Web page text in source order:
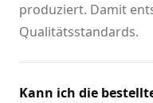
produziert. Damit
Qualitätsstandards.
Kann ich die